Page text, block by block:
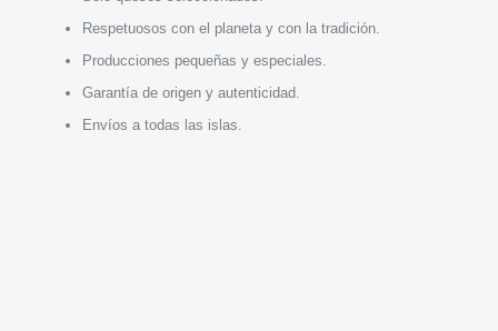
Respetuosos con el planeta y con la tradición.
Producciones pequeñas y especiales.
Garantía de origen y autenticidad.
Envíos a todas las islas.